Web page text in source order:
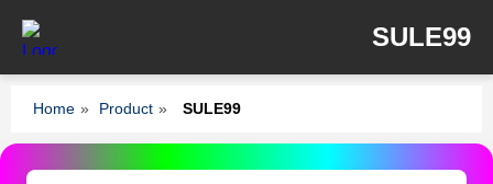
SULE99
Home » Product » SULE99